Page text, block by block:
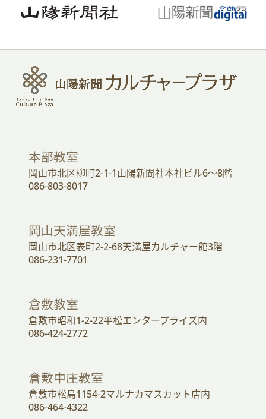
本部教室
岡山市北区柳町2-1-1山陽新聞社本社ビル6～8階
086-803-8017
岡山天満屋教室
岡山市北区表町2-2-68天満屋カルチャー館3階
086-231-7701
倉敷教室
倉敷市昭和1-2-22平松エンタープライズ内
086-424-2772
倉敷中庄教室
倉敷市松島1154-2マルナカマスカット店内
086-464-4322